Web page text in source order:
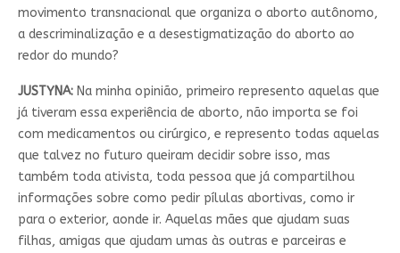
movimento transnacional que organiza o aborto autônomo,
a descriminalização e a desestigmatização do aborto ao
redor do mundo?
JUSTYNA: Na minha opinião, primeiro represento aquelas que
já tiveram essa experiência de aborto, não importa se foi
com medicamentos ou cirúrgico, e represento todas aquelas
que talvez no futuro queiram decidir sobre isso, mas
também toda ativista, toda pessoa que já compartilhou
informações sobre como pedir pílulas abortivas, como ir
para o exterior, aonde ir. Aquelas mães que ajudam suas
filhas, amigas que ajudam umas às outras e parceiras e